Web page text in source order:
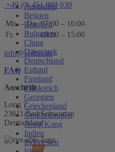
Australien
Belgien
Brasilien
Bulgarien
China
Dänemark
Deutschland
Estland
Finnland
Frankreich
Georgien
Griechenland
Großbritannien
Hong Kong
Indien
Indonesien
+49 (0) 451 989 030
Mo. – Do. 07:00 – 16:00
Fr.
08:00 – 15:00
info@voltus.de
FAQ
Anschrift
Loog 7
23611 Bad Schwartau
Deutschland